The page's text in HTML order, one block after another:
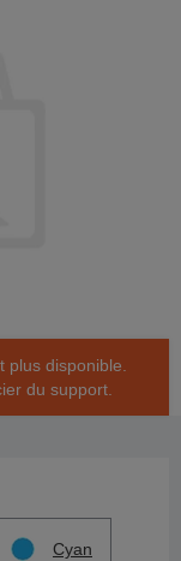
plus disponible.
du support.
Cyan